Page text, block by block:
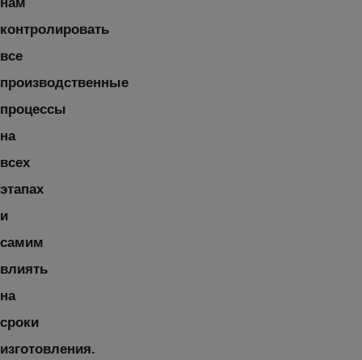
контролировать
все
производственные
процессы
на
всех
этапах
и
самим
влиять
на
сроки
изготовления.